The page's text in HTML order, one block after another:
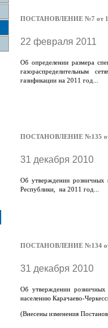
ПОСТАНОВЛЕНИЕ №7 от 18
22 февраля 2011
Об определении размера
газораспределительным
газификации на 2011 год...
ПОСТАНОВЛЕНИЕ №135 от
31 декабря 2010
Об утверждении розничных
Республики, на 2011 год...
ПОСТАНОВЛЕНИЕ №134 от
31 декабря 2010
Об утверждении розничных
населению Карачаево-
(Внесены изменения